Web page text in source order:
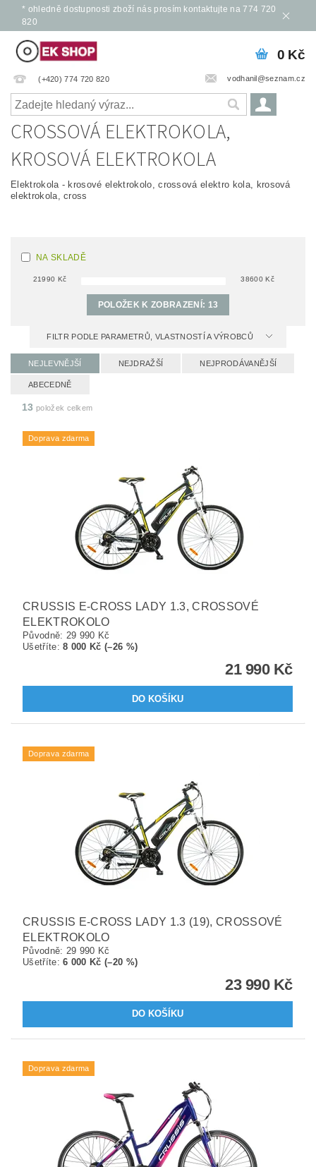
* ohledně dostupnosti zboží nás prosím kontaktujte na 774 720
820
(+420) 774 720 820 vodhanil@seznam.cz
0 Kč
CROSSOVÁ ELEKTROKOLA,
KROSOVÁ ELEKTROKOLA
Elektrokola - krosové elektrokolo, crossová elektro kola, krosová
elektrokola, cross
NA SKLADĚ
21990 Kč 38600Kč
POLOŽEK K ZOBRAZENÍ: 13
FILTR PODLE PARAMETRŮ, VLASTNOSTÍ A VÝROBCŮ
NEJLEVNĚJŠÍ NEJDRAŽŠÍ NEJPRODÁVANĚJŠÍ
ABECEDNĚ
13 položek celkem
Doprava zdarma
CRUSSIS E-CROSS LADY 1.3, CROSSOVÉ
ELEKTROKOLO
Původně: 29 990 Kč
Ušetříte:8 000 Kč (–26 %)
21 990 Kč
Doprava zdarma
CRUSSIS E-CROSS LADY 1.3 (19), CROSSOVÉ
ELEKTROKOLO
Původně: 29 990 Kč
Ušetříte:6 000 Kč (–20 %)
23 990 Kč
Doprava zdarma